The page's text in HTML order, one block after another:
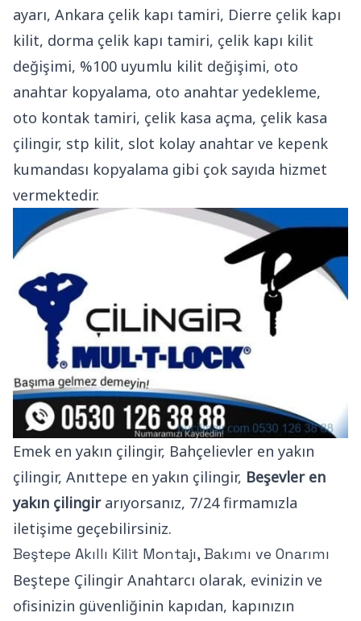
ayarı, Ankara çelik kapı tamiri, Dierre çelik kapı
kilit, dorma çelik kapı tamiri, çelik kapı kilit
değişimi, %100 uyumlu kilit değişimi, oto
anahtar kopyalama, oto anahtar yedekleme,
oto kontak tamiri, çelik kasa açma, çelik kasa
çilingir, stp kilit, slot kolay anahtar ve kepenk
kumandası kopyalama gibi çok sayıda hizmet
vermektedir.
Emek en yakın çilingir, Bahçelievler en yakın
çilingir, Anıttepe en yakın çilingir, Beşevler en
yakın çilingir arıyorsanız, 7/24 firmamızla
iletişime geçebilirsiniz.
Beştepe Akıllı Kilit Montajı, Bakımı ve Onarımı
Beştepe Çilingir Anahtarcı olarak, evinizin ve
ofisinizin güvenliğinin kapıdan, kapınızın